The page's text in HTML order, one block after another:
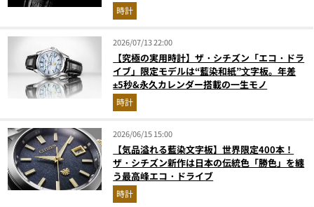
時計
2026/07/13 22:00
【究極の実用時計】ザ・シチズン「エコ・ドラ
イブ」限定モデルは“藍染和紙”⽂字板。年差
±5秒&永久カレンダー搭載の一生モノ
時計
2026/06/15 15:00
【気品溢れる藍染文字板】世界限定400本！
ザ・シチズン新作は日本の伝統色「勝色」を纏
う最高峰エコ・ドライブ
時計